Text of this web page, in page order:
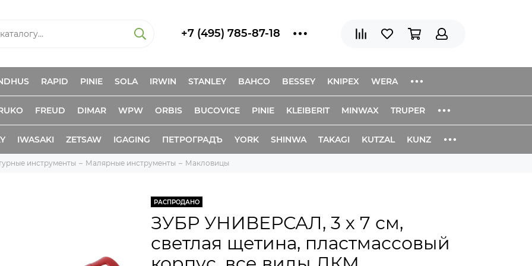
+7 (495) 785-87-18
RAPID PINIE SOLA IRWIN STANLEY BAHCO BESSEY KNIPEX WERA
FREUD DIMAR WPW ORBIS BUCOVICE PINIE KLEIBERIT MINWAX TRUPER
IWASAKI ZETSAW IGAGING ПЕТРОГРАДЪ YORK SHINWA TAKAGI KUTZAL KUNZ
инструменты Малярные инструменты Макловицы
РАСПРОДАНО
ЗУБР УНИВЕРСАЛ, 3 х 7 см,
светлая щетина, пластмассовый